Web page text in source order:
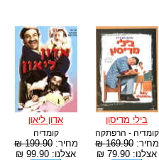
בילי מדיסון
קומדיה - הרפתקה
מחיר:169.90 ₪
אצלנו: 79.90 ₪
אדון ליאון
קומדיה
מחיר:199.90 ₪
אצלנו: 99.90 ₪